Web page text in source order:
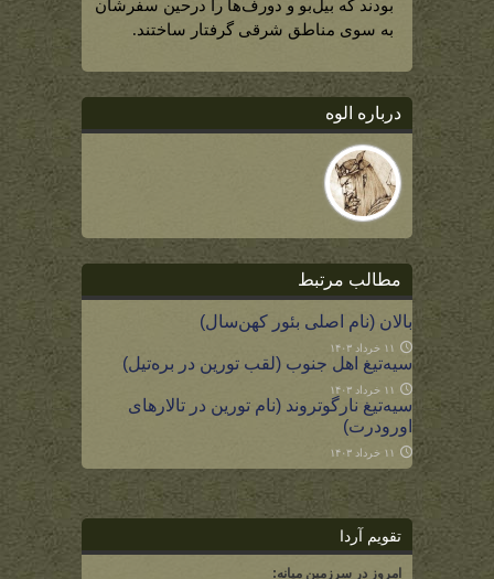
ترولی
که
بیل‌بو
و
گرفتار
کرد)
بودند که بیل‌بو و دورف‌ها را درحین سفرشان
به سوی مناطق شرقی گرفتار ساختند.
درباره الوه
مطالب مرتبط
بالان (نام اصلی بئور کهن‌سال)
۱۱ خرداد ۱۴۰۳
سیه‌تیغ اهل جنوب (لقب تورین در بره‌تیل)
۱۱ خرداد ۱۴۰۳
سیه‌تیغ نارگوتروند (نام تورین در تالارهای
اورودرت)
۱۱ خرداد ۱۴۰۳
تقویم آردا
امروز در سرزمین میانه: